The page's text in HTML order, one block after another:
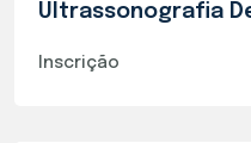
Ultrassonografia
Inscrição